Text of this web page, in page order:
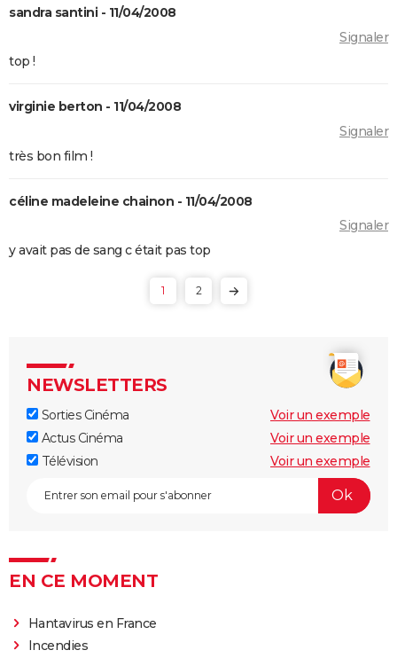
Halloween, la nuit des masques
Shining
Le Projet Blair Witch
Firestarter (2022)
sandra santini - 11/04/2008
Signaler
top !
virginie berton - 11/04/2008
Signaler
très bon film !
céline madeleine chainon - 11/04/2008
Signaler
y avait pas de sang c était pas top
1 2
NEWSLETTERS
Sorties Cinéma
Voir un exemple
Actus Cinéma
Voir un exemple
Télévision
Voir un exemple
EN CE MOMENT
Hantavirus en France
Incendies